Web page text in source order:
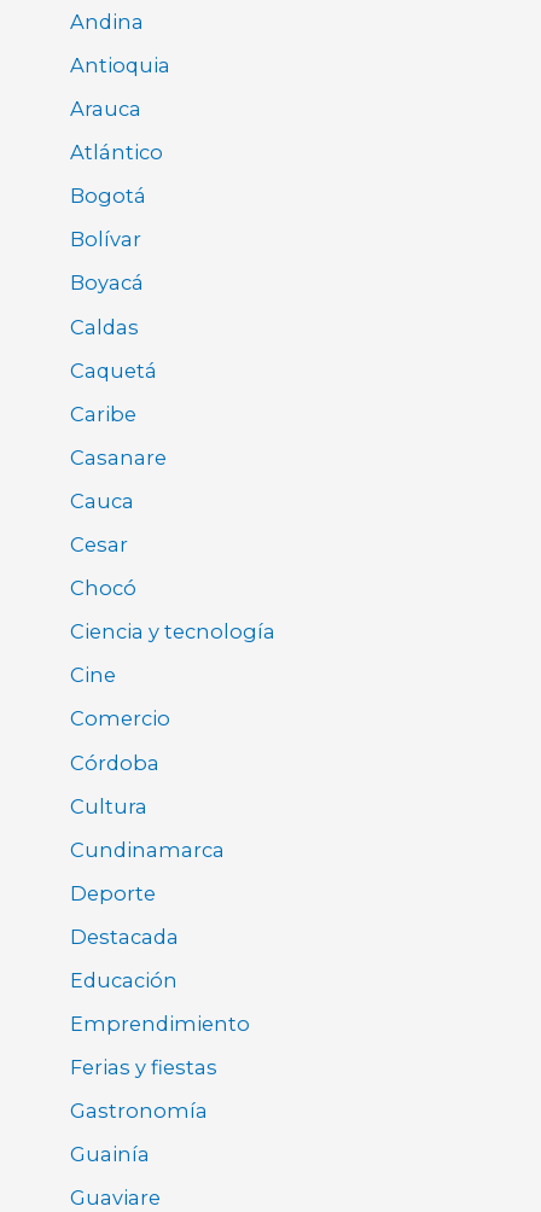
Andina
Antioquia
Arauca
Atlántico
Bogotá
Bolívar
Boyacá
Caldas
Caquetá
Caribe
Casanare
Cauca
Cesar
Chocó
Ciencia y tecnología
Cine
Comercio
Córdoba
Cultura
Cundinamarca
Deporte
Destacada
Educación
Emprendimiento
Ferias y fiestas
Gastronomía
Guainía
Guaviare